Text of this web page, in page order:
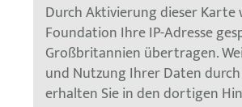
Durch Aktivierung dieser
Foundation Ihre IP-Adresse
Großbritannien übertragen.
und Nutzung Ihrer Daten
erhalten Sie in den dortigen